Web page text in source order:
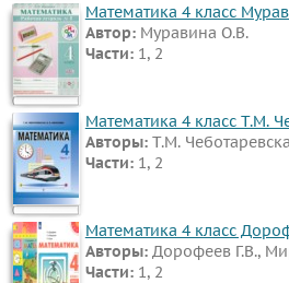
Математика 4 класс
Автор: Муравина О.В.
Части: 1, 2
Математика 4 класс Т.М.
Авторы: Т.М.
Части: 1, 2
Математика 4 класс
Авторы: Дорофеев Г.В.,
Части: 1, 2